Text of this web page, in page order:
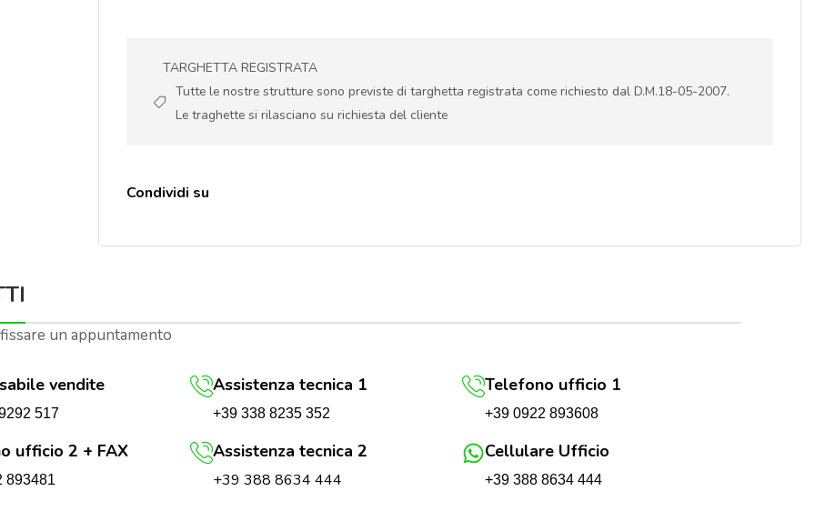
TARGHETTA REGISTRATA
Tutte le nostre strutture sono previste di targhetta registrata come richiesto dal D.M.18-05-2007.
Le traghette si rilasciano su richiesta del cliente
Condividi su
un appuntamento
vendite
517
Assistenza tecnica 1
+39 338 8235 352
Telefono ufficio 1
+39 0922 893608
ufficio 2 + FAX
893481
Assistenza tecnica 2
+39 388 8634 444
Cellulare Ufficio
+39 388 8634 444